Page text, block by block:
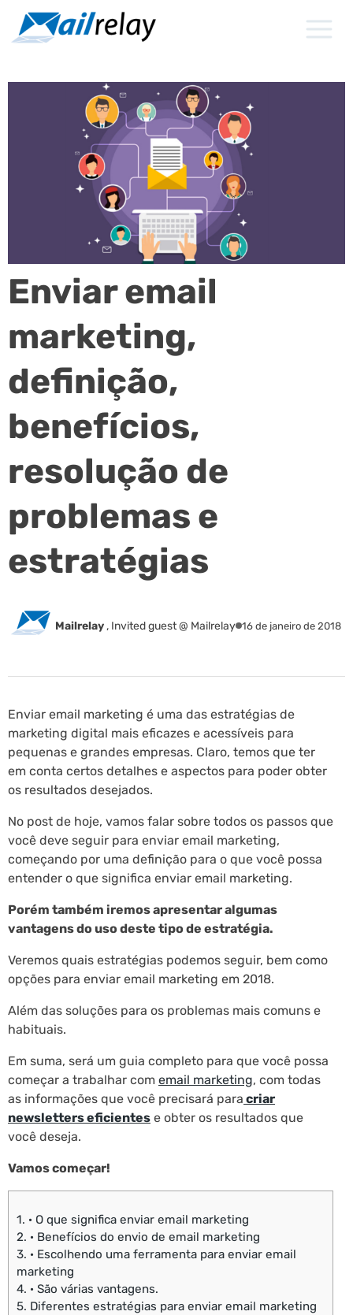
para
Enviar email
marketing,
definição,
benefícios,
resolução de
problemas e
estratégias
Mailrelay , Invited guest @ Mailrelay 16 de janeiro de 2018
Enviar email marketing é uma das estratégias de
marketing digital mais eficazes e acessíveis para
pequenas e grandes empresas. Claro, temos que ter
em conta certos detalhes e aspectos para poder obter
os resultados desejados.
No post de hoje, vamos falar sobre todos os passos que
você deve seguir para enviar email marketing,
começando por uma definição para o que você possa
entender o que significa enviar email marketing.
Porém também iremos apresentar algumas
vantagens do uso deste tipo de estratégia.
Veremos quais estratégias podemos seguir, bem como
opções para enviar email marketing em 2018.
Além das soluções para os problemas mais comuns e
habituais.
Em suma, será um guia completo para que você possa
começar a trabalhar com email marketing, com todas
as informações que você precisará para criar
newsletters eficientes e obter os resultados que
você deseja.
Vamos começar!
1. · O que significa enviar email marketing
2. · Benefícios do envio de email marketing
3. · Escolhendo uma ferramenta para enviar email
marketing
4. · São várias vantagens.
5. Diferentes estratégias para enviar email marketing